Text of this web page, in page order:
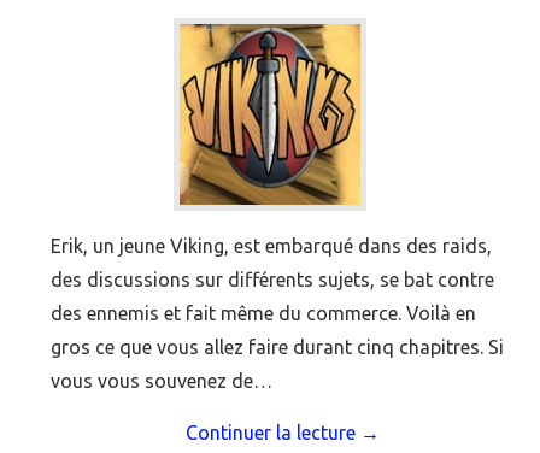
Erik, un jeune Viking, est embarqué dans des raids,
des discussions sur différents sujets, se bat contre
des ennemis et fait même du commerce. Voilà en
gros ce que vous allez faire durant cinq chapitres. Si
vous vous souvenez de…
Continuer la lecture →